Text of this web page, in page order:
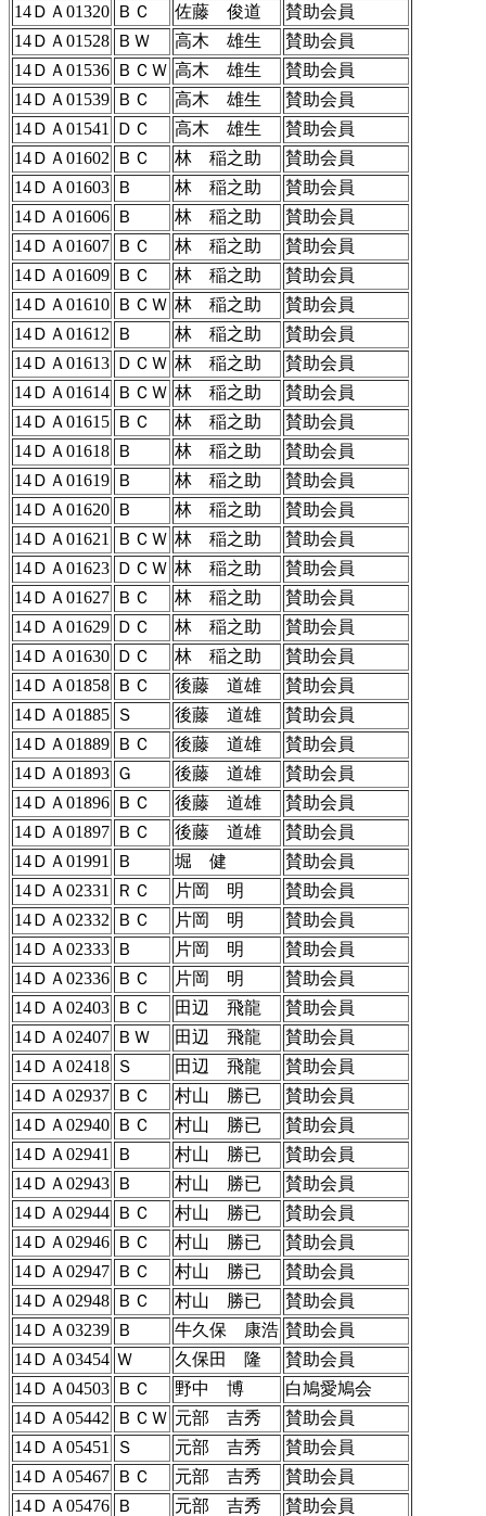
14ＤＡ01320 ＢＣ 佐藤 俊道
賛助会員
14ＤＡ01528 ＢＷ 高木 雄生
賛助会員
14ＤＡ01536 ＢＣＷ 高木 雄生
賛助会員
14ＤＡ01539 ＢＣ 高木 雄生
賛助会員
14ＤＡ01541
ＤＣ 高木 雄生
賛助会員
14ＤＡ01602
ＢＣ 林 稲之助
賛助会員
14ＤＡ01603 Ｂ 林 稲之助
賛助会員
14ＤＡ01606 Ｂ 林 稲之助
賛助会員
14ＤＡ01607 ＢＣ 林 稲之助
賛助会員
14ＤＡ01609 ＢＣ 林 稲之助
賛助会員
14ＤＡ01610 ＢＣＷ 林 稲之助
賛助会員
14ＤＡ01612
Ｂ 林 稲之助
賛助会員
14ＤＡ01613 ＤＣＷ 林 稲之助
賛助会員
14ＤＡ01614 ＢＣＷ 林 稲之助
賛助会員
14ＤＡ01615 ＢＣ 林 稲之助
賛助会員
14ＤＡ01618 Ｂ 林 稲之助
賛助会員
14ＤＡ01619 Ｂ 林 稲之助
賛助会員
14ＤＡ01620 Ｂ 林 稲之助
賛助会員
14ＤＡ01621
ＢＣＷ 林 稲之助
賛助会員
14ＤＡ01623 ＤＣＷ 林 稲之助
賛助会員
14ＤＡ01627 ＢＣ 林 稲之助
賛助会員
14ＤＡ01629 ＤＣ 林 稲之助
賛助会員
14ＤＡ01630 ＤＣ 林 稲之助
賛助会員
14ＤＡ01858 ＢＣ 後藤 道雄
賛助会員
14ＤＡ01885 Ｓ 後藤 道雄
賛助会員
14ＤＡ01889 ＢＣ 後藤 道雄
賛助会員
14ＤＡ01893 Ｇ 後藤 道雄
賛助会員
14ＤＡ01896 ＢＣ 後藤 道雄
賛助会員
14ＤＡ01897 ＢＣ 後藤 道雄
賛助会員
14ＤＡ01991
Ｂ 堀 健
賛助会員
14ＤＡ02331
ＲＣ 片岡 明
賛助会員
14ＤＡ02332
ＢＣ 片岡 明
賛助会員
14ＤＡ02333 Ｂ 片岡 明
賛助会員
14ＤＡ02336 ＢＣ 片岡 明
賛助会員
14ＤＡ02403 ＢＣ 田辺 飛龍
賛助会員
14ＤＡ02407 ＢＷ 田辺 飛龍
賛助会員
14ＤＡ02418 Ｓ 田辺 飛龍
賛助会員
14ＤＡ02937 ＢＣ 村山 勝已
賛助会員
14ＤＡ02940 ＢＣ 村山 勝已
賛助会員
14ＤＡ02941
Ｂ 村山 勝已
賛助会員
14ＤＡ02943 Ｂ 村山 勝已
賛助会員
14ＤＡ02944 ＢＣ 村山 勝已
賛助会員
14ＤＡ02946 ＢＣ 村山 勝已
賛助会員
14ＤＡ02947 ＢＣ 村山 勝已
賛助会員
14ＤＡ02948 ＢＣ 村山 勝已
賛助会員
14ＤＡ03239 Ｂ 牛久保 康浩 賛助会員
14ＤＡ03454 Ｗ 久保田 隆
賛助会員
14ＤＡ04503 ＢＣ 野中 博
白鳩愛鳩会
14ＤＡ05442
ＢＣＷ 元部 吉秀
賛助会員
14ＤＡ05451
Ｓ 元部 吉秀
賛助会員
14ＤＡ05467 ＢＣ 元部 吉秀
賛助会員
14ＤＡ05476 Ｂ 元部 吉秀
賛助会員